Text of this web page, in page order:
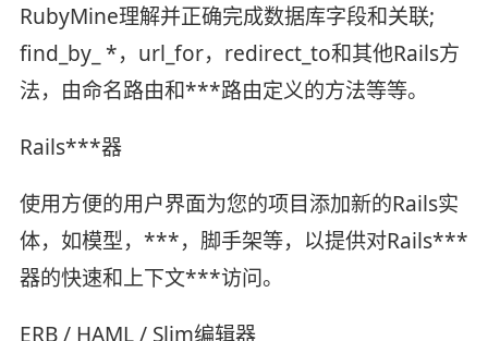
RubyMine理解并正确完成数据库字段和关联;
find_by_ *，url_for，redirect_to和其他Rails方
法，由命名路由和***路由定义的方法等等。
Rails***器
使用方便的用户界面为您的项目添加新的Rails实
体，如模型，***，脚手架等，以提供对Rails***
器的快速和上下文***访问。
ERB / HAML / Slim编辑器